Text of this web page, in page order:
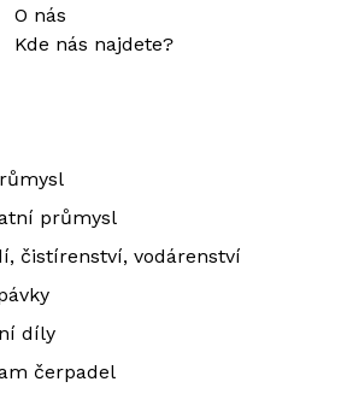
O nás
Kde nás najdete?
průmysl
čistírenství, vodárenství
díly
čerpadel